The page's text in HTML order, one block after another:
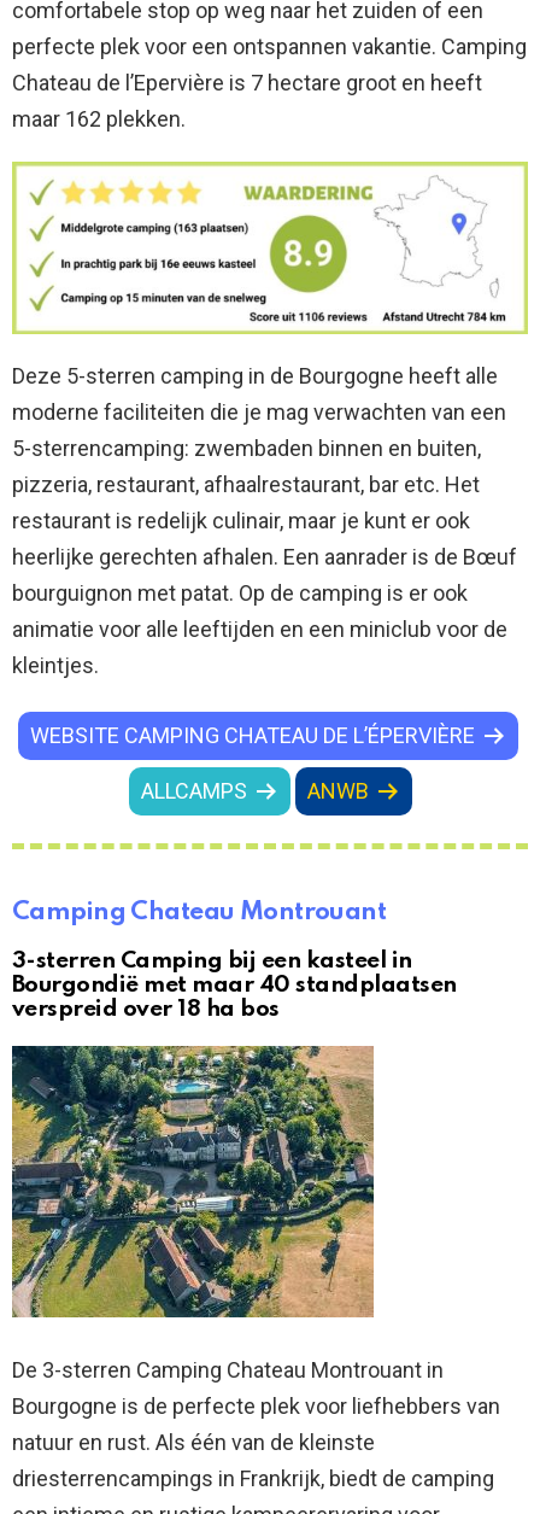
comfortabele stop op weg naar het zuiden of een
perfecte plek voor een ontspannen vakantie. Camping
Chateau de l’Epervière is 7 hectare groot en heeft
maar 162 plekken.
Deze 5-sterren camping in de Bourgogne heeft alle
moderne faciliteiten die je mag verwachten van een
5-sterrencamping: zwembaden binnen en buiten,
pizzeria, restaurant, afhaalrestaurant, bar etc. Het
restaurant is redelijk culinair, maar je kunt er ook
heerlijke gerechten afhalen. Een aanrader is de Bœuf
bourguignon met patat. Op de camping is er ook
animatie voor alle leeftijden en een miniclub voor de
kleintjes.
WEBSITE CAMPING CHATEAU DE L’ÉPERVIÈRE
ALLCAMPS ANWB
Camping Chateau Montrouant
3-sterren Camping bij een kasteel in
Bourgondië met maar 40 standplaatsen
verspreid over 18 ha bos
De 3-sterren Camping Chateau Montrouant in
Bourgogne is de perfecte plek voor liefhebbers van
natuur en rust. Als één van de kleinste
driesterrencampings in Frankrijk, biedt de camping